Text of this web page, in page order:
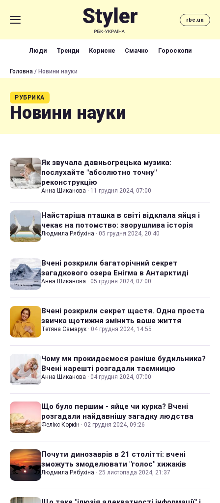
rbc.ua
Люди Тренди Корисне Смачно Гороскопи
Головна / Новини науки
РУБРИКА
Новини науки
Як звучала давньогрецька музика:
послухайте "абсолютно точну"
реконструкцію
Анна Шиканова · 11 грудня 2024, 07:00
Найстаріша пташка в світі відклала яйця і
чекає на потомство: зворушлива історія
Людмила Рябухіна · 05 грудня 2024, 20:40
Вчені розкрили багаторічний секрет
загадкового озера Енігма в Антарктиді
Анна Шиканова · 05 грудня 2024, 07:00
Вчені розкрили секрет щастя. Одна проста
звичка щотижня змінить ваше життя
Тетяна Самарук · 04 грудня 2024, 14:55
Чому ми прокидаємося раніше будильника?
Вчені нарешті розгадали таємницю
Анна Шиканова · 04 грудня 2024, 07:00
Що було першим - яйце чи курка? Вчені
розгадали найдавнішу загадку людства
Фелікс Коркін · 02 грудня 2024, 09:26
Почути динозаврів в 21 столітті: вчені
зможуть змоделювати "голос" хижаків
Людмила Рябухіна · 25 листопада 2024, 21:37